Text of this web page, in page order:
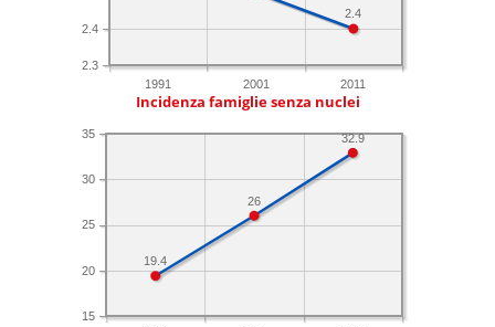
1991 2001 2011
2.3
2.4
2.4
Incidenza famiglie senza nuclei
15
20
25
30
35 32.9
26
19.4